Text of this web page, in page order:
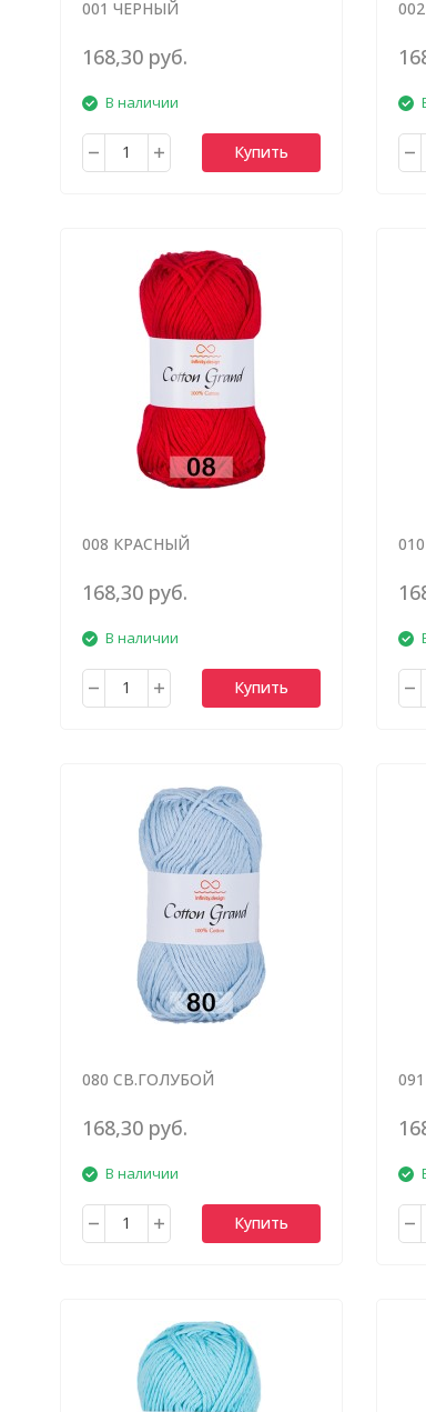
001 ЧЕРНЫЙ
168,30 руб.
В наличии
Купить
008 КРАСНЫЙ
168,30 руб.
В наличии
Купить
080 СВ.ГОЛУБОЙ
168,30 руб.
В наличии
Купить